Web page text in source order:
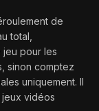
de
total,
jeu pour les
sinon comptez
uniquement. Il
jeux vidéos